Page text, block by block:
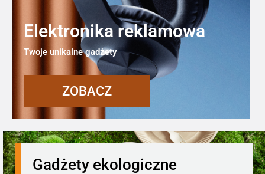
Elektronika reklamowa
Twoje unikalne gadżety
ZOBACZ
Gadżety ekologiczne